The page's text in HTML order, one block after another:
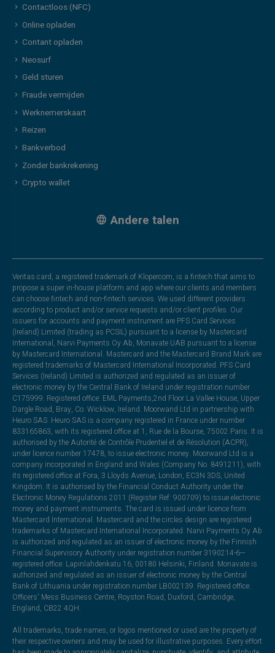
Contactloos (NFC)
Online opladen
Contant opladen
Neosurf
Geld sturen
Fraude vermijden
Werknemerskaart
Reizen
Bankverbod
Zonder bankrekening
Crypto wallet
Andere talen
Veritas card, a registered trademark of Klopercom, is a fintech that aims to
propose a super in-house platform and app where our clients and members
can choose fintech and non-fintech services. We used different providers
according to product and/or service requests and/or client profiles. Our
issuers for accounts and payment instrument are PFS Card Services
(Ireland) Limited (trading as PCSIL) pursuant to a license by Mastercard
International, Narvi Payments Oy Ab, Monavate UAB pursuant to a license
by Mastercard International. Mastercard and the Mastercard Brand Mark are
registered trademarks of Mastercard International Incorporated. PFS Card
Services (Ireland) Limited is authorized and regulated as an issuer of
electronic money by the Central Bank of Ireland under registration number
C175999. Registered office: EML Payments,2nd Floor La Vallee House, Upper
Dargle Road, Bray, Co. Wicklow, Ireland. Moorwand Ltd in partnership with
Heuro SAS. Heuro SAS is a company registered in France under number
833165863, with its registered office at 1, Rue de la Bourse, 75002 Paris. It is
authorised by the Autorité de Contrôle Prudentiel et de Résolution (ACPR),
under licence number 17478, to issue electronic money. Moorwand Ltd is a
company incorporated in England and Wales (Company No. 8491211), with
its registered office at Fora, 3 Lloyds Avenue, London, EC3N 3DS, United
Kingdom. It is authorised by the Financial Conduct Authority under the
Electronic Money Regulations 2011 (Register Ref: 900709) to issue electronic
money and payment instruments. The card is issued under licence from
Mastercard International. Mastercard and the circles design are registered
trademarks of Mastercard International Incorporated. Narvi Payments Oy Ab
is authorized and regulated as an issuer of electronic money by the Finnish
Financial Supervisory Authority under registration number 3190214-6—
registered office: Lapinlahdenkatu 16, 00180 Helsinki, Finland. Monavate is
authorized and regulated as an issuer of electronic money by the Central
Bank of Lithuania under registration number LB002139. Registered office:
Officers' Mess Business Centre, Royston Road, Duxford, Cambridge,
England, CB22 4QH.
All trademarks, trade names, or logos mentioned or used are the property of
their respective owners and may be used for illustrative purposes. Every effort